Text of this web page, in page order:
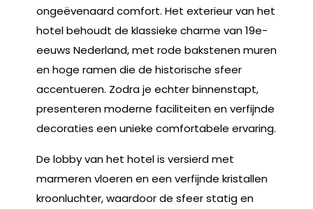
ongeëvenaard comfort. Het exterieur van het
hotel behoudt de klassieke charme van 19e-
eeuws Nederland, met rode bakstenen muren
en hoge ramen die de historische sfeer
accentueren. Zodra je echter binnenstapt,
presenteren moderne faciliteiten en verfijnde
decoraties een unieke comfortabele ervaring.
De lobby van het hotel is versierd met
marmeren vloeren en een verfijnde kristallen
kroonluchter, waardoor de sfeer statig en